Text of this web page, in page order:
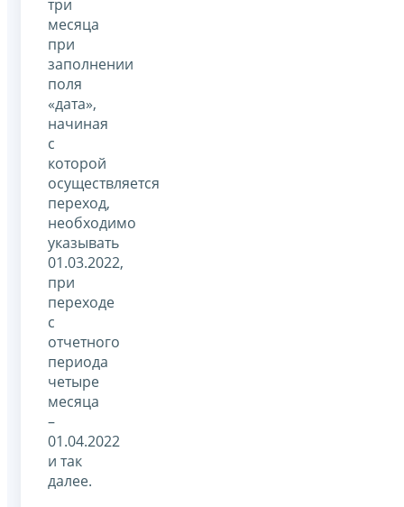
три
месяца
при
заполнении
поля
«дата»,
начиная
с
которой
осуществляется
переход,
необходимо
указывать
01.03.2022,
при
переходе
с
отчетного
периода
четыре
месяца
–
01.04.2022
и так
далее.